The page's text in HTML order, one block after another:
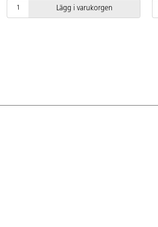
Av polystyrol och polyetylenplast. Från
3 år.
Lägg i varukorgen